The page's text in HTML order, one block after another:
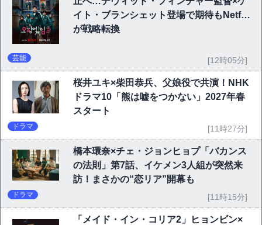
イト・ブランシェット登場で期待もNetflix
が戦略転換
芸能 [12時05分]
桜井ユキ×柴田恭兵、父娘役で共演！NHK
ドラマ10「熊は嘘をつかない」2027年春
スタート
ドラマ [11時27分]
橋本環奈×チェ・ジョンヒョプ「バカンス
の法則」第7話、イケメン3人組が突然来
訪！まさかの“恋リア”開幕も
ドラマ [11時15分]
「メイド・イン・コリア2」ヒョンビン×